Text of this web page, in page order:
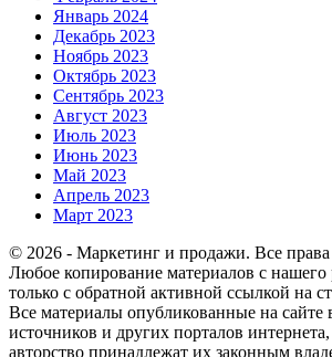
Январь 2024
Декабрь 2023
Ноябрь 2023
Октябрь 2023
Сентябрь 2023
Август 2023
Июль 2023
Июнь 2023
Май 2023
Апрель 2023
Март 2023
© 2026 - Маркетинг и продажи. Все
Любое копирование материалов с нашего
только с обратной активной ссылкой на
Все материалы опубликованные на сайте
источников и других порталов
авторство принадлежат их законным